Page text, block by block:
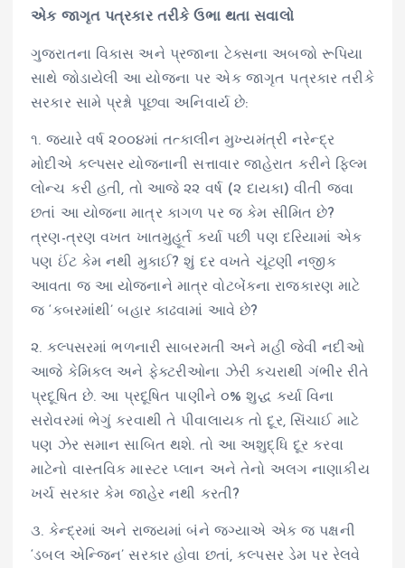
એક જાગૃત પત્રકાર તરીકે ઉભા થતા સવાલો
ગુજરાતના વિકાસ અને પ્રજાના ટેક્સના અબજો રૂપિયા
સાથે જોડાયેલી આ યોજના પર એક જાગૃત પત્રકાર તરીકે
સરકાર સામે પ્રશ્નો પૂછવા અનિવાર્ય છે:
૧. જ્યારે વર્ષ ૨૦૦૪માં તત્કાલીન મુખ્યમંત્રી નરેન્દ્ર
મોદીએ કલ્પસર યોજનાની સત્તાવાર જાહેરાત કરીને ફિલ્મ
લોન્ચ કરી હતી, તો આજે ૨૨ વર્ષ (૨ દાયકા) વીતી જવા
છતાં આ યોજના માત્ર કાગળ પર જ કેમ સીમિત છે?
ત્રણ-ત્રણ વખત ખાતમુહૂર્ત કર્યા પછી પણ દરિયામાં એક
પણ ઈંટ કેમ નથી મુકાઈ? શું દર વખતે ચૂંટણી નજીક
આવતા જ આ યોજનાને માત્ર વોટબેંકના રાજકારણ માટે
જ ‘કબરમાંથી’ બહાર કાઢવામાં આવે છે?
૨. કલ્પસરમાં ભળનારી સાબરમતી અને મહી જેવી નદીઓ
આજે કેમિકલ અને ફેક્ટરીઓના ઝેરી કચરાથી ગંભીર રીતે
પ્રદૂષિત છે. આ પ્રદૂષિત પાણીને ૦% શુદ્ધ કર્યા વિના
સરોવરમાં ભેગું કરવાથી તે પીવાલાયક તો દૂર, સિંચાઈ માટે
પણ ઝેર સમાન સાબિત થશે. તો આ અશુદ્ધિ દૂર કરવા
માટેનો વાસ્તવિક માસ્ટર પ્લાન અને તેનો અલગ નાણાકીય
ખર્ચ સરકાર કેમ જાહેર નથી કરતી?
૩. કેન્દ્રમાં અને રાજ્યમાં બંને જગ્યાએ એક જ પક્ષની
‘ડબલ એન્જિન’ સરકાર હોવા છતાં, કલ્પસર ડેમ પર રેલવે